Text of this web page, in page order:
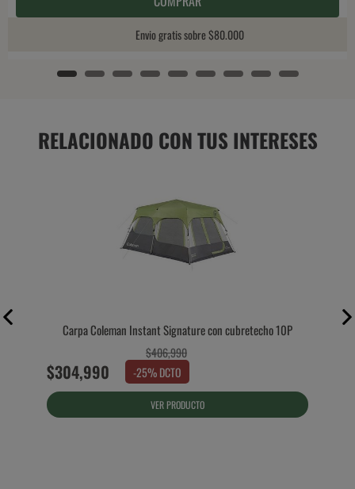
Envio gratis sobre $80.000
RELACIONADO CON TUS INTERESES
Carpa Coleman Instant Signature con cubretecho 10P
$406,990
$304,990 -25% DCTO
VER PRODUCTO